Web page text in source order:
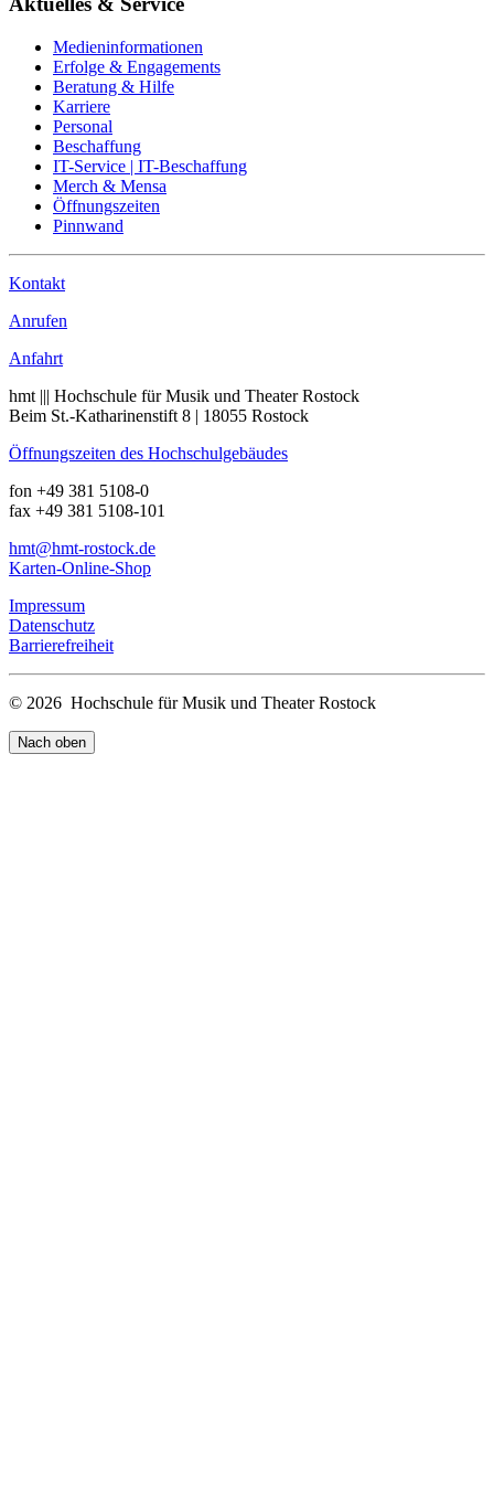
Medieninformationen
Erfolge & Engagements
Beratung & Hilfe
Karriere
Personal
Beschaffung
IT-Service | IT-Beschaffung
Merch & Mensa
Öffnungszeiten
Pinnwand
Kontakt
Anrufen
Anfahrt
hmt ||| Hochschule für Musik und Theater Rostock
Beim St.-Katharinenstift 8 | 18055 Rostock
Öffnungszeiten des Hochschulgebäudes
fon +49 381 5108-0
fax +49 381 5108-101
hmt@hmt-rostock.de
Karten-Online-Shop
Impressum
Datenschutz
Barrierefreiheit
© 2026 Hochschule für Musik und Theater Rostock
Nach oben